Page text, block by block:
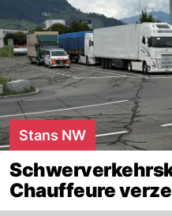
Stans NW
Chauffeure